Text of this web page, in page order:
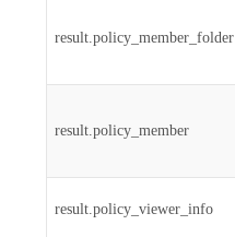
result.policy_member_folder
result.policy_member
result.policy_viewer_info